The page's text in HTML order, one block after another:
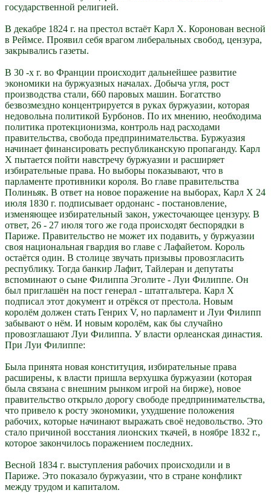
государственной религией.
В декабре 1824 г. на престол встаёт Карл X. Коронован весной
в Реймсе. Проявил себя врагом либеральных свобод, цензура,
закрывались газеты.
В 30 -х г. во Франции происходит дальнейшее развитие
экономики на буржуазных началах. Добыча угля, рост
производства стали, 660 паровых машин. Богатство
безвозмездно концентрируется в руках буржуазии, которая
недовольна политикой Бурбонов. По их мнению, необходима
политика протекционизма, контроль над расходами
правительства, свобода предпринимательства. Буржуазия
начинает финансировать республиканскую пропаганду. Карл
X пытается пойти навстречу буржуазии и расширяет
избирательные права. Но выборы показывают, что в
парламенте противники короля. Во главе правительства
Полиньяк. В ответ на новое поражение на выборах, Карл X 24
июля 1830 г. подписывает ордонанс - постановление,
изменяющее избирательный закон, ужесточающее цензуру. В
ответ, 26 - 27 июля того же года происходят беспорядки в
Париже. Правительство не может их подавить, у буржуазии
своя национальная гвардия во главе с Лафайетом. Король
остаётся один. В столице звучать призывы провозгласить
республику. Тогда банкир Лафит, Тайлеран и депутаты
вспоминают о сыне Филиппа Эголите - Луи Филиппе. Он
был приглашён на пост генерал - штатгальтера. Карл X
подписал этот документ и отрёкся от престола. Новым
королём должен стать Генрих V, но парламент и Луи Филипп
забывают о нём. И новым королём, как бы случайно
провозглашают Луи Филиппа. У власти орлеанская династия.
При Луи Филиппе:
Была принята новая конституция, избирательные права
расширены, к власти пришла верхушка буржуазии (которая
была связана с внешним рынком игрой на бирже), новое
правительство открыло дорогу свободе предпринимательства,
что привело к росту экономики, ухудшение положения
рабочих, которые начинают выражать своё недовольство. Это
стало причиной восстания лионских ткачей, в ноябре 1832 г.,
которое закончилось поражением последних.
Весной 1834 г. выступления рабочих происходили и в
Париже. Это показало буржуазии, что в стране конфликт
между трудом и капиталом.